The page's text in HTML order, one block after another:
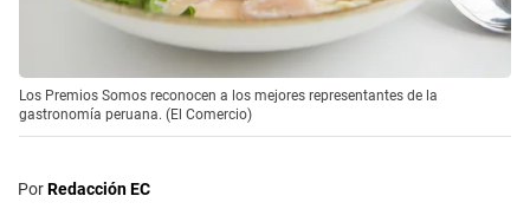
Los Premios Somos reconocen a los mejores representantes de la
gastronomía peruana. (El Comercio)
PorRedacción EC